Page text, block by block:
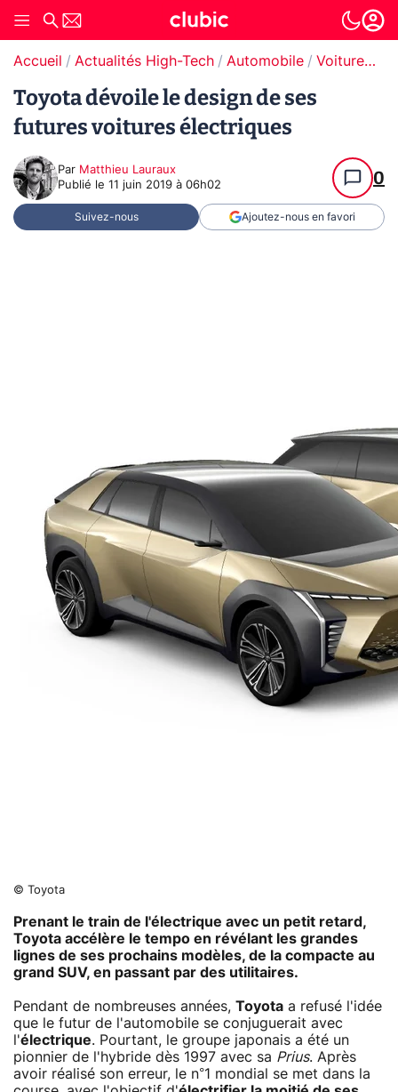
Accueil Actualités High-Tech Automobile Voitures électriques
Toyota dévoile le design de ses
futures voitures électriques
Par Matthieu Lauraux
Publié le 11 juin 2019 à 06h02 0
Suivez-nous Ajoutez-nous en favori
© Toyota
Prenant le train de l'électrique avec un petit retard,
Toyota accélère le tempo en révélant les grandes
lignes de ses prochains modèles, de la compacte au
grand SUV, en passant par des utilitaires.
Pendant de nombreuses années, Toyota a refusé l'idée
que le futur de l'automobile se conjuguerait avec
l'électrique. Pourtant, le groupe japonais a été un
pionnier de l'hybride dès 1997 avec sa Prius. Après
avoir réalisé son erreur, le n°1 mondial se met dans la